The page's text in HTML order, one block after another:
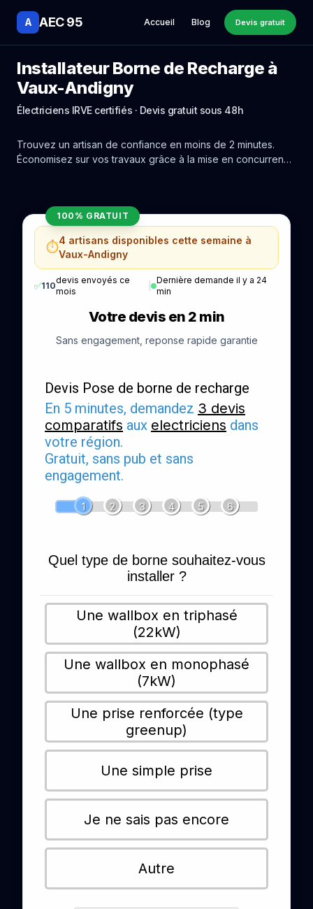
A AEC 95 Accueil Blog Devis gratuit
Installateur Borne de Recharge à
Vaux-Andigny
Électriciens IRVE certifiés · Devis gratuit sous 48h
Trouvez un artisan de confiance en moins de 2 minutes.
Économisez sur vos travaux grâce à la mise en concurrence
100% GRATUIT
⏱️4 artisans disponibles cette semaine à
Vaux-Andigny
✅110
devis envoyés ce
mois
Dernière demande il y a 24
min
Votre devis en 2 min
Sans engagement, reponse rapide garantie
Devis Pose de borne de recharge
En 5 minutes, demandez 3 devis
comparatifs aux electriciens dans
votre région.
Gratuit, sans pub et sans
engagement.
1 2 3 4 5 6
Quel type de borne souhaitez-vous
installer ?
Une wallbox en triphasé
(22kW)
Une wallbox en monophasé
(7kW)
Une prise renforcée (type
greenup)
Une simple prise
Je ne sais pas encore
Autre